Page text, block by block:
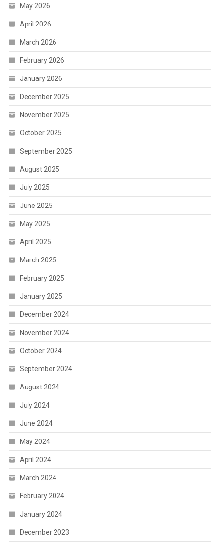
May 2026
April 2026
March 2026
February 2026
January 2026
December 2025
November 2025
October 2025
September 2025
August 2025
July 2025
June 2025
May 2025
April 2025
March 2025
February 2025
January 2025
December 2024
November 2024
October 2024
September 2024
August 2024
July 2024
June 2024
May 2024
April 2024
March 2024
February 2024
January 2024
December 2023